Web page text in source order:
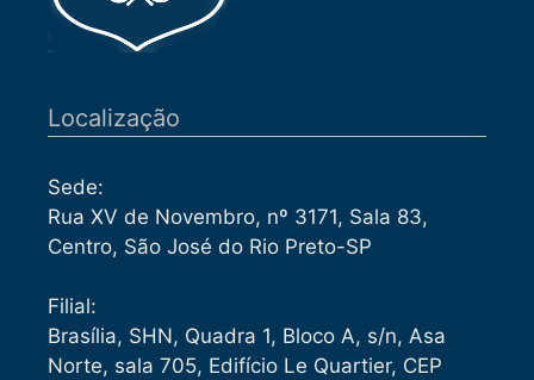
Localização
Sede:
Rua XV de Novembro, nº 3171, Sala 83,
Centro, São José do Rio Preto-SP
Filial:
Brasília, SHN, Quadra 1, Bloco A, s/n, Asa
Norte, sala 705, Edifício Le Quartier, CEP